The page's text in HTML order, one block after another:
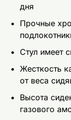
дня
Прочные
Стул имеет
Жесткость
от веса
Высота
газового